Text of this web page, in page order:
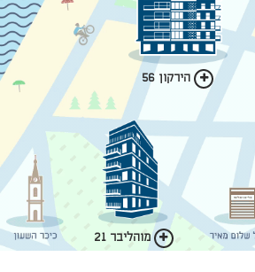
הירקון 56
מוהליבר 21